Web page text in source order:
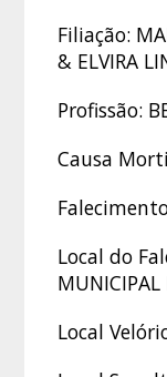
Filiação:
& ELVIRA
Profissão:
Causa
Local do
MUNICIPAL
Local